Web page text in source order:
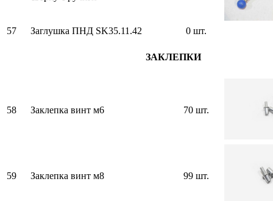
57 Заглушка ПНД SK35.11.42 0 шт.
ЗАКЛЕПКИ
58 Заклепка винт м6 70 шт.
59 Заклепка винт м8 99 шт.